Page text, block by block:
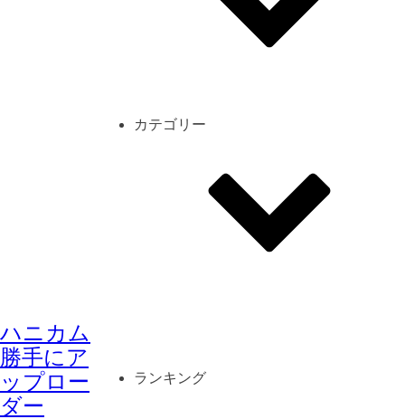
ハニカム
勝手にア
ップロー
ダー
カテゴリー
ランキング